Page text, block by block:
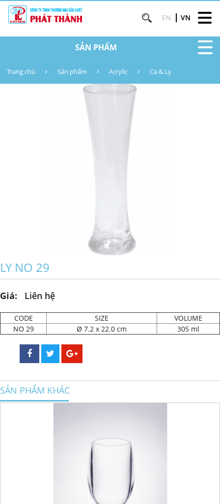
EN VN
SẢN PHẨM
Trang chủ Sản phẩm Acrylic Ca & Ly
LY NO 29
Giá: Liên hệ
CODE SIZE
VOLUME
NO 29
Ø 7.2 x 22.0 cm 305 ml
SẢN PHẨM KHÁC